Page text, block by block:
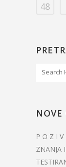
48
NOVE
P O Z I V
ZNANJA